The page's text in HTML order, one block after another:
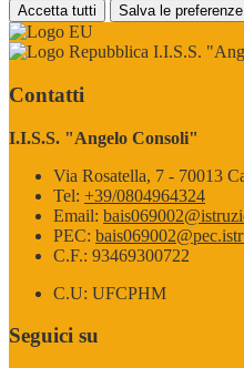
Accetta tutti Salva le preferenze
I.I.S.S.
Contatti
I.I.S.S. "Angelo Consoli"
Via Rosatella, 7 - 70013
Tel: +39/0804964324
Email:
PEC:
C.F.: 93469300722
C.U: UFCPHM
Seguici su